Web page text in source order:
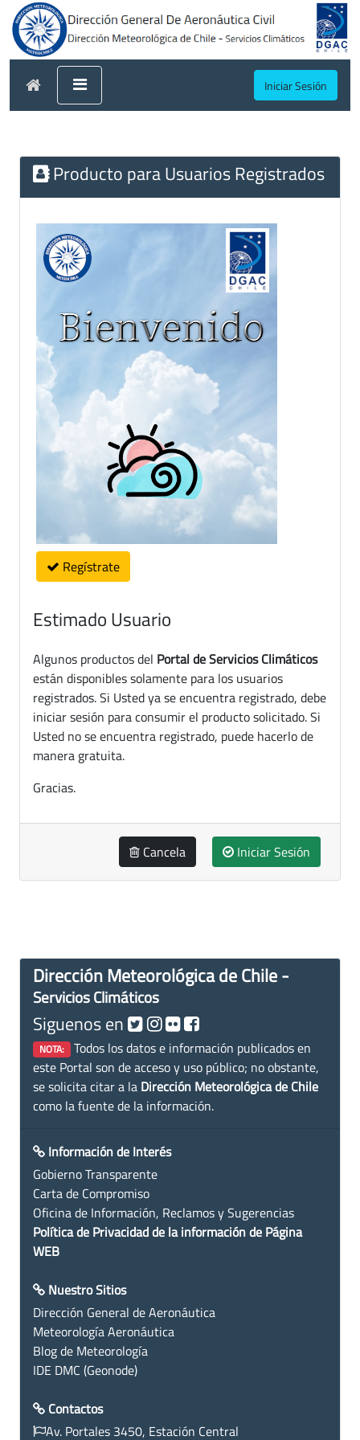
Iniciar Sesión
Producto para Usuarios Registrados
Regístrate
Estimado Usuario
Algunos productos del Portal de Servicios Climáticos
están disponibles solamente para los usuarios
registrados. Si Usted ya se encuentra registrado, debe
iniciar sesión para consumir el producto solicitado. Si
Usted no se encuentra registrado, puede hacerlo de
manera gratuita.
Gracias.
Cancela Iniciar Sesión
Dirección Meteorológica de Chile -
Servicios Climáticos
Siguenos en
NOTA: Todos los datos e información publicados en
este Portal son de acceso y uso público; no obstante,
se solicita citar a la Dirección Meteorológica de Chile
como la fuente de la información.
Información de Interés
Gobierno Transparente
Carta de Compromiso
Oficina de Información, Reclamos y Sugerencias
Política de Privacidad de la información de Página
WEB
Nuestro Sitios
Dirección General de Aeronáutica
Meteorología Aeronáutica
Blog de Meteorología
IDE DMC (Geonode)
Contactos
Av. Portales 3450, Estación Central